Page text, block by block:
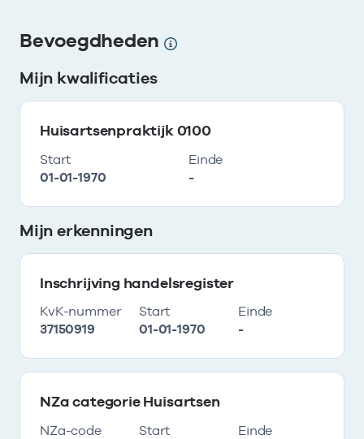
Bevoegdheden
Mijn kwalificaties
Huisartsenpraktijk 0100
Start
01-01-1970
Einde
-
Mijn erkenningen
Inschrijving handelsregister
KvK-nummer
37150919
Start
01-01-1970
Einde
-
NZa categorie Huisartsen
NZa-code
Start
Einde